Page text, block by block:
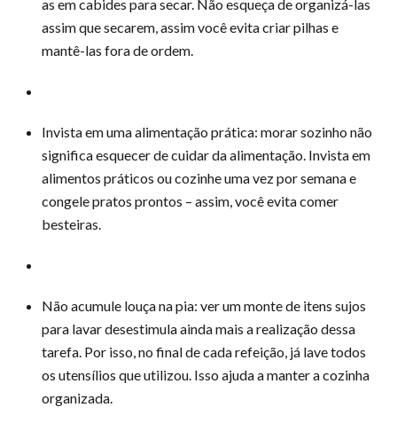
as em cabides para secar. Não esqueça de organizá-las
assim que secarem, assim você evita criar pilhas e
mantê-las fora de ordem.
Invista em uma alimentação prática: morar sozinho não
significa esquecer de cuidar da alimentação. Invista em
alimentos práticos ou cozinhe uma vez por semana e
congele pratos prontos – assim, você evita comer
besteiras.
Não acumule louça na pia: ver um monte de itens sujos
para lavar desestimula ainda mais a realização dessa
tarefa. Por isso, no final de cada refeição, já lave todos
os utensílios que utilizou. Isso ajuda a manter a cozinha
organizada.